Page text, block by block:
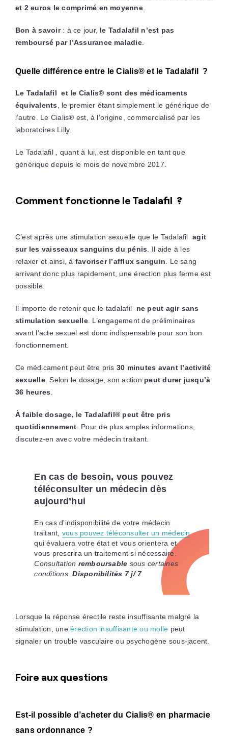
et 2 euros le comprimé en moyenne.
Bon à savoir: à ce jour, le Tadalafil n’est pas
remboursé par l’Assurance maladie.
Quelle différence entre le Cialis® et le Tadalafil ?
Le Tadalafil et le Cialis® sont des médicaments
équivalents
, le premier étant simplement le générique de
l’autre. Le Cialis® est, à l’origine, commercialisé par les
laboratoires Lilly.
Le Tadalafil , quant à lui, est disponible en tant que
générique depuis le mois de novembre 2017.
Comment fonctionne le Tadalafil ?
C’est après une stimulation sexuelle que le Tadalafilagit
sur les vaisseaux sanguins du pénis . Il aide à les
relaxer et ainsi, à favoriser l’afflux sanguin . Le sang
arrivant donc plus rapidement, une érection plus ferme est
possible.
Il importe de retenir que le tadalafil ne peut agir sans
stimulation sexuelle. L’engagement de préliminaires
avant l’acte sexuel est donc indispensable pour son bon
fonctionnement.
Ce médicament peut être pris 30 minutes avant l’activité
sexuelle. Selon le dosage, son action peut durer jusqu’à
36 heures
À faible dosage, le Tadalafil® peut être pris
quotidiennement . Pour de plus amples informations,
discutez-en avec votre médecin traitant.
En cas de besoin, vous pouvez
téléconsulter un médecin dès
aujourd’hui
En cas d'indisponibilité de votre médecin
traitant, vous pouvez téléconsulter un médecin
qui évaluera votre état et vous orientera et
vous prescrira un traitement si nécessaire.
Consultation remboursable sous certaines
conditions.Disponibilités 7 j/ 7.
Lorsque la réponse érectile reste insuffisante malgré la
stimulation, uneérection insuffisante ou molle peut
signaler un trouble vasculaire ou psychogène sous-jacent.
Foire aux questions
Est-il possible d’acheter du Cialis® en pharmacie
sans ordonnance ?